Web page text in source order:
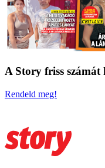
A Story friss számát
Rendeld meg!